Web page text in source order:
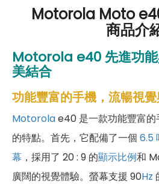
Motorola Moto
商品介
Motorola e40先進功
美結合
功能豐富的手機，流暢視
Motorolae40 是一款功能豐富的
的特點。首先，它配備了一個 6.5
幕 ，採用了 20 : 9 的顯示比例和
廣闊的視覺體驗。螢幕支援 90Hz